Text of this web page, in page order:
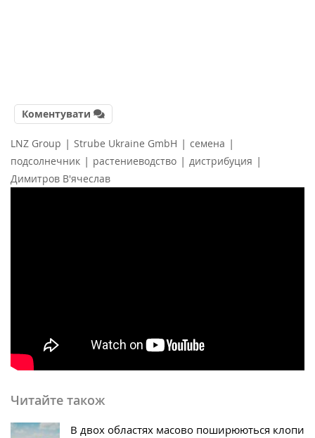
Коментувати
LNZ Group | Strube Ukraine GmbH | семена |
подсолнечник | растениеводство | дистрибуция |
Димитров В'ячеслав
Читайте також
В двох областях масово поширюються клопи